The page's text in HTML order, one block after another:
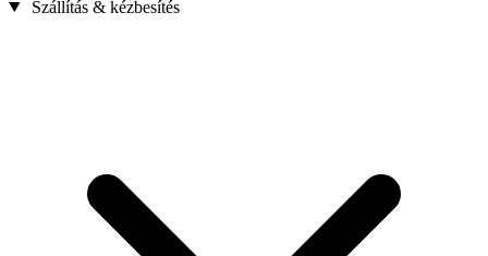
Szállítás & kézbesítés